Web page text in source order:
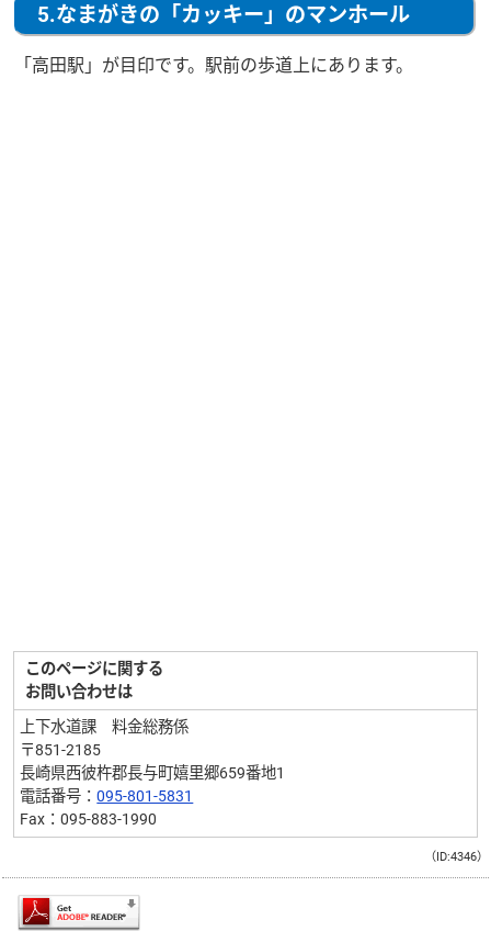
5.なまがきの「カッキー」のマンホール
「高田駅」が目印です。駅前の歩道上にあります。
このページに関する
お問い合わせは
上下水道課 料金総務係
〒851-2185
長崎県西彼杵郡長与町嬉里郷659番地1
電話番号：095-801-5831
Fax：095-883-1990
（ID:4346）